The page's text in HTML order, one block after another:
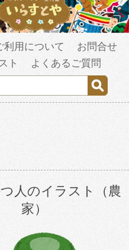
利用について
お問合せ
ト
よくあるご質問
人のイラスト（農
家）